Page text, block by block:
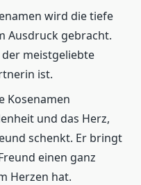
wird die tiefe
Ausdruck gebracht.
der meistgeliebte
ist.
Kosenamen
und das Herz,
schenkt. Er bringt
einen ganz
Herzen hat.